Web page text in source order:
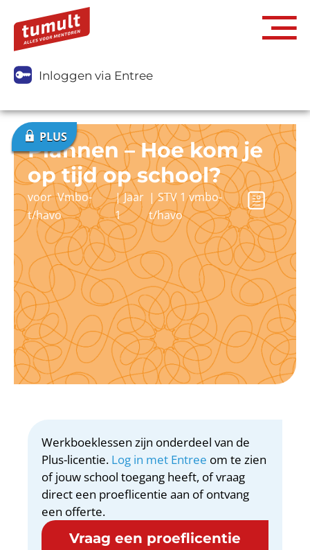
Inloggen via Entree
Plannen – Hoe kom je
op tijd op school?
voorVmbo-
t/havo
|Jaar
1
|STV 1 vmbo-
t/havo
Werkboeklessen zijn onderdeel van de
Plus-licentie. Log in met Entree om te zien
of jouw school toegang heeft, of vraag
direct een proeflicentie aan of ontvang
een offerte.
Vraag een proeflicentie